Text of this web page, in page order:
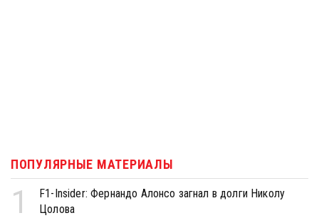
ПОПУЛЯРНЫЕ МАТЕРИАЛЫ
1
F1-Insider: Фернандо Алонсо загнал в долги Николу
Цолова